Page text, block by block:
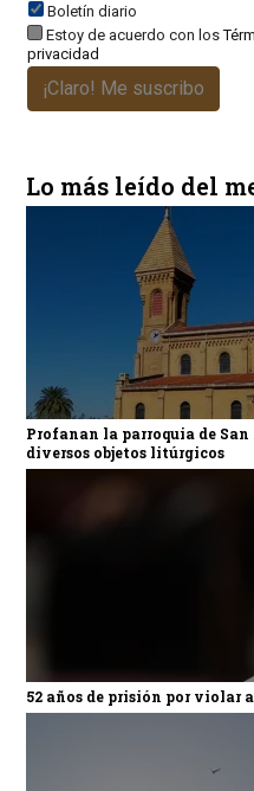
Boletín diario
Estoy de acuerdo con los
privacidad
¡Claro! Me suscribo
Lo más leído del
Profanan la parroquia de
diversos objetos litúrgicos
52 años de prisión por violar